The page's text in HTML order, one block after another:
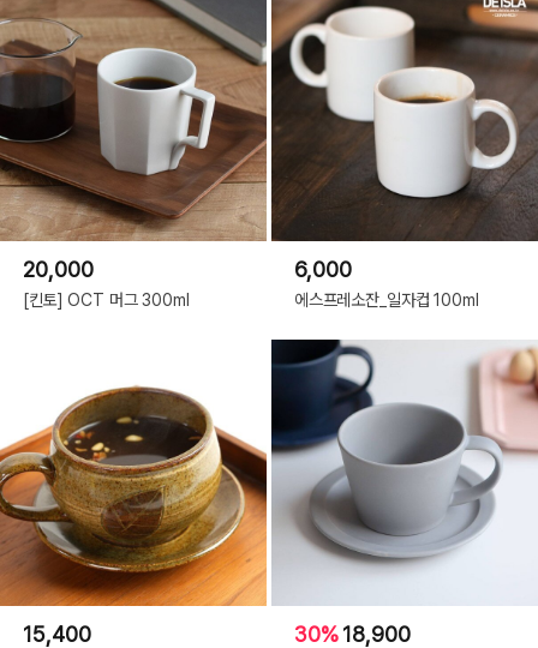
20,000
[킨토] OCT 머그 300ml
6,000
에스프레소잔_일자컵 100ml
15,400 30%18,900